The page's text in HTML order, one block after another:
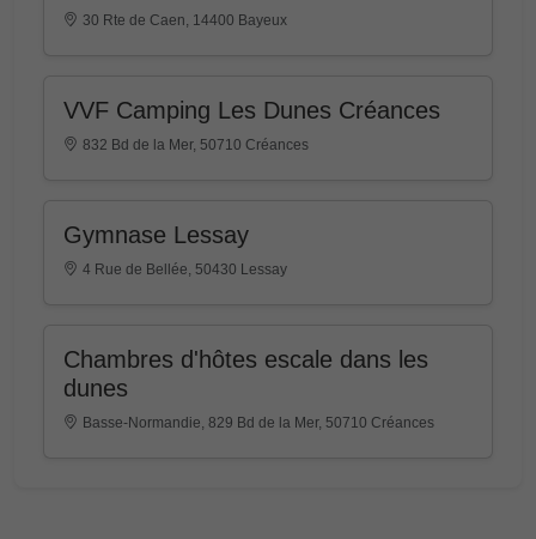
30 Rte de Caen, 14400 Bayeux
VVF Camping Les Dunes Créances
832 Bd de la Mer, 50710 Créances
Gymnase Lessay
4 Rue de Bellée, 50430 Lessay
Chambres d'hôtes escale dans les
dunes
Basse-Normandie, 829 Bd de la Mer, 50710 Créances